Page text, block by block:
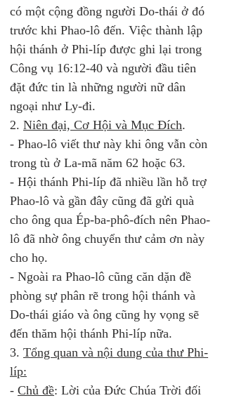
có một cộng đồng người Do-thái ở đó
trước khi Phao-lô đến. Việc thành lập
hội thánh ở Phi-líp được ghi lại trong
Công vụ 16:12-40 và người đầu tiên
đặt đức tin là những người nữ dân
ngoại như Ly-đi.
2. Niên đại, Cơ Hội và Mục Đích.
- Phao-lô viết thư này khi ông vẫn còn
trong tù ở La-mã năm 62 hoặc 63.
- Hội thánh Phi-líp đã nhiều lần hỗ trợ
Phao-lô và gần đây cũng đã gửi quà
cho ông qua Ép-ba-phô-đích nên Phao-
lô đã nhờ ông chuyển thư cảm ơn này
cho họ.
- Ngoài ra Phao-lô cũng căn dặn đề
phòng sự phân rẽ trong hội thánh và
Do-thái giáo và ông cũng hy vọng sẽ
đến thăm hội thánh Phi-líp nữa.
3. Tổng quan và nội dung của thư Phi-
líp:
- Chủ đề: Lời của Đức Chúa Trời đối